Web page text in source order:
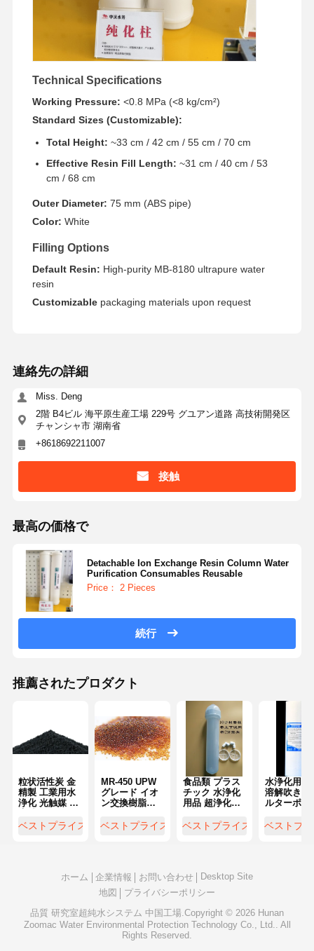
工場見学 品質管理 お問い合わせ ニュース
事例
引金 を 求め
て ください
研究室超純水システム
超純水設備
工業用水浄化システム
脱イオンされた水機械
水浄化システム用アクセサリー
Technical Specifications
Working Pressure: <0.8 MPa (<8 kg/cm²)
Standard Sizes (Customizable):
Total Height: ~33 cm / 42 cm / 55 cm / 70 cm
Effective Resin Fill Length: ~31 cm / 40 cm / 53
cm / 68 cm
Outer Diameter: 75 mm (ABS pipe)
Color: White
Filling Options
Default Resin: High-purity MB-8180 ultrapure water
resin
Customizablepackaging materials upon request
連絡先の詳細
Miss. Deng
2階 B4ビル 海平原生産工場 229号 グユアン道路 高技術開発区
チャンシャ市 湖南省
+8618692211007
接触
最高の価格で
Detachable Ion Exchange Resin Column Water
Purification Consumables Reusable
Price： 2 Pieces
続行
推薦されたプロダクト
粒状活性炭 金
精製 工業用水
浄化 光触媒 炭
ベストプライス
MR-450 UPW
グレード イオ
ン交換樹脂
い TOC 清掃特
ベストプライス
食品類 プラス
チック 水浄化
用品 超浄化樹
ベストプライス
水浄化用品
溶解吹きフ
ルターポリ
5μM 高精度
ベストプ
ホーム 企業情報 お問い合わせ
Desktop Site
地図
プライバシーポリシー
品質 研究室超純水システム 中国工場.Copyright © 2026 Hunan
Zoomac Water Environmental Protection Technology Co., Ltd.. All
Rights Reserved.